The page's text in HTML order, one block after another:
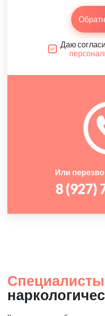
Даю
Или
8 (927)
Специалисты